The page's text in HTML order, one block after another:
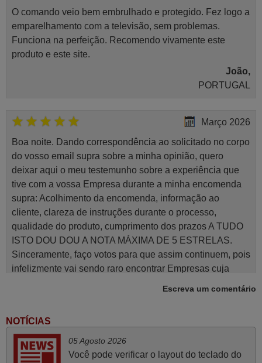
O comando veio bem embrulhado e protegido. Fez logo a
emparelhamento com a televisão, sem problemas.
Funciona na perfeição. Recomendo vivamente este
produto e este site.
João,
PORTUGAL
Março 2026
Boa noite. Dando correspondência ao solicitado no corpo
do vosso email supra sobre a minha opinião, quero
deixar aqui o meu testemunho sobre a experiência que
tive com a vossa Empresa durante a minha encomenda
supra: Acolhimento da encomenda, informação ao
cliente, clareza de instruções durante o processo,
qualidade do produto, cumprimento dos prazos A TUDO
ISTO DOU DOU A NOTA MÁXIMA DE 5 ESTRELAS.
Sinceramente, faço votos para que assim continuem, pois
infelizmente vai sendo raro encontrar Empresas cuja
Paulo,
Escreva um comentário
NOTÍCIAS
05 Agosto 2026
Você pode verificar o layout do teclado do